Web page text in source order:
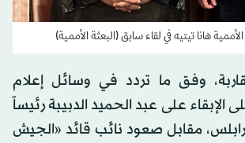
هانا تيتيه في لقاء سابق (البعثة الأممية)
وفق ما تردد في وسائل إعلام
الإبقاء على عبد الحميد الدبيبة رئيساً
مقابل صعود نائب قائد «الجيش